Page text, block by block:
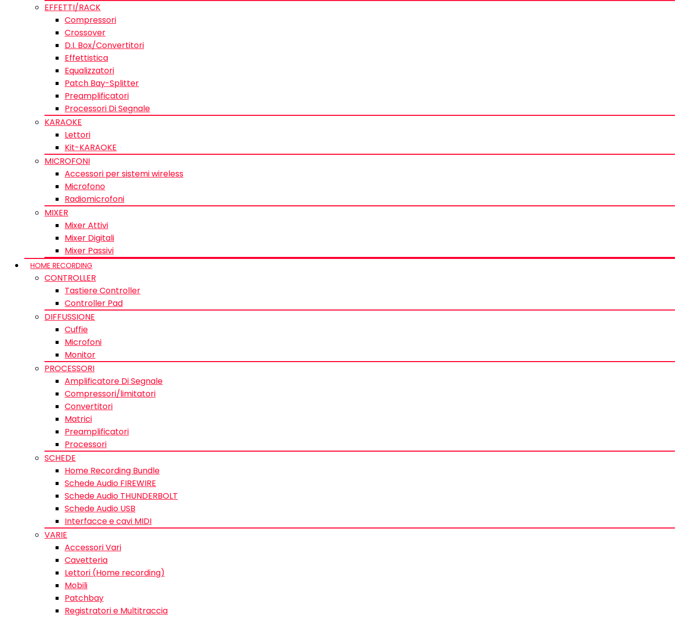
EFFETTI/RACK
Compressori
Crossover
D.I. Box/Convertitori
Effettistica
Equalizzatori
Patch Bay-Splitter
Preamplificatori
Processori Di Segnale
KARAOKE
Lettori
Kit-KARAOKE
MICROFONI
Accessori per sistemi wireless
Microfono
Radiomicrofoni
MIXER
Mixer Attivi
Mixer Digitali
Mixer Passivi
HOME RECORDING
CONTROLLER
Tastiere Controller
Controller Pad
DIFFUSSIONE
Cuffie
Microfoni
Monitor
PROCESSORI
Amplificatore Di Segnale
Compressori/limitatori
Convertitori
Matrici
Preamplificatori
Processori
SCHEDE
Home Recording Bundle
Schede Audio FIREWIRE
Schede Audio THUNDERBOLT
Schede Audio USB
Interfacce e cavi MIDI
VARIE
Accessori Vari
Cavetteria
Lettori (Home recording)
Mobili
Patchbay
Registratori e Multitraccia